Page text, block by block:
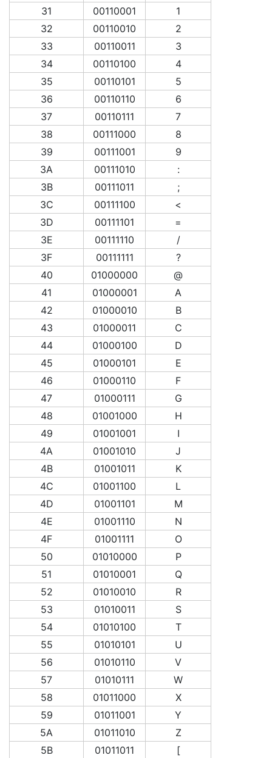
31
00110001
1
32
00110010
2
33
00110011
3
34
00110100
4
35
00110101
5
36
00110110
6
37
00110111
7
38
00111000
8
39
00111001
9
3A
00111010
:
3B
00111011
;
3C
00111100
<
3D
00111101
=
3E
00111110
/
3F
00111111
?
40
01000000
@
41
01000001
A
42
01000010
B
43
01000011
C
44
01000100
D
45
01000101
E
46
01000110
F
47
01000111
G
48
01001000
H
49
01001001
I
4A
01001010
J
4B
01001011
K
4C
01001100
L
4D
01001101
M
4E
01001110
N
4F
01001111
O
50
01010000
P
51
01010001
Q
52
01010010
R
53
01010011
S
54
01010100
T
55
01010101
U
56
01010110
V
57
01010111
W
58
01011000
X
59
01011001
Y
5A
01011010
Z
5B
01011011 [